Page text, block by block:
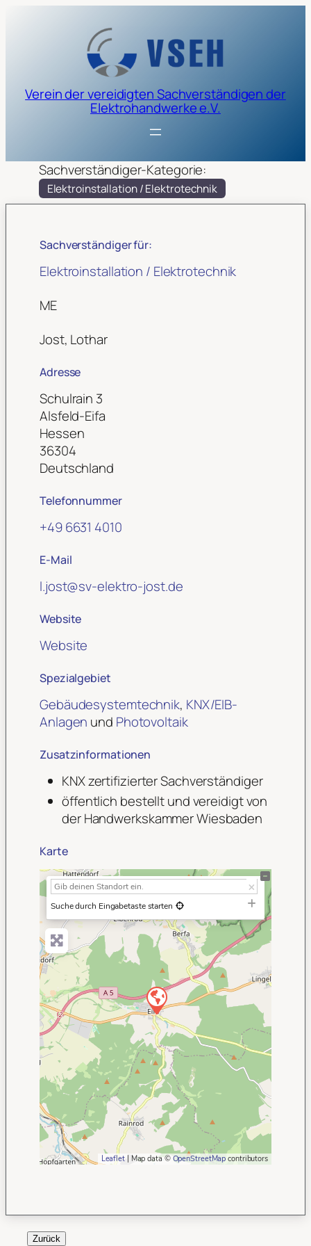
Verein der vereidigten Sachverständigen der
Elektrohandwerke e.V.
Sachverständiger-Kategorie:
Elektroinstallation / Elektrotechnik
Sachverständiger für:
Elektroinstallation / Elektrotechnik
ME
Jost, Lothar
Adresse
Schulrain 3
Alsfeld-Eifa
Hessen
36304
Deutschland
Telefonnummer
+49 6631 4010
E-Mail
l.jost@sv-elektro-jost.de
Website
Website
Spezialgebiet
Gebäudesystemtechnik, KNX/EIB-
Anlagen und Photovoltaik
Zusatzinformationen
KNX zertifizierter Sachverständiger
öffentlich bestellt und vereidigt von
der Handwerkskammer Wiesbaden
Karte
+
−
Suche durch Eingabetaste starten
Leaflet| Map data © OpenStreetMap contributors
Zurück